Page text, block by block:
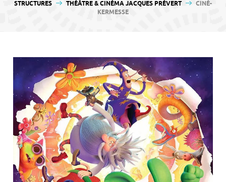
STRUCTURES
THÉÂTRE & CINÉMA JACQUES PRÉVERT
CINÉ-
KERMESSE